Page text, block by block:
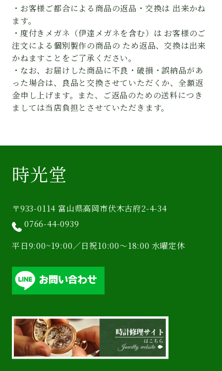
・お客様ご都合による商品の返品・交換は 出来かね
ます。
・度付きメガネ（伊達メガネを含む）は お客様のご
注文による個別製作の商品の ため返品、交換は出来
かねますことをご了承ください。
・なお、お届けした商品に不良・破損・誤納品があ
った場合は、良品と交換させていただくか、全額返
金申し上げます。また、ご返品のための送料につき
ましては当店負担とさせていただきます。
時光堂
〒933-0114 富山県高岡市伏木古府2-4-34
0766-44-0939
平日9:00~19:00／日祝10:00〜18:00 水曜定休